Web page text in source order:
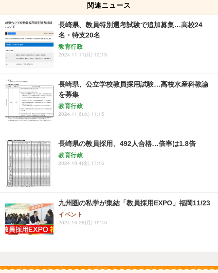
関連ニュース
長崎県、教員特別選考試験で追加募集…高校24
名・特支20名
教育行政
2024.11.11(月) 12:15
長崎県、公立学校教員採用試験…高校水産科教諭
を募集
教育行政
2024.11.6(水) 11:15
長崎県の教員採用、492人合格…倍率は1.8倍
教育行政
2024.10.4(金) 17:15
九州圏の私学が集結「教員採用EXPO」福岡11/23
イベント
2024.10.28(月) 15:45